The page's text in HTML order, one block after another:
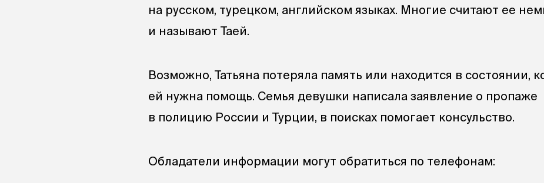
на русском, турецком, английском языках. Многие считают ее
и называют Таей.
Возможно, Татьяна потеряла память или находится в состоянии,
ей нужна помощь. Семья девушки написала заявление о пропаже
в полицию России и Турции, в поисках помогает консульство.
Обладатели информации могут обратиться по телефонам: